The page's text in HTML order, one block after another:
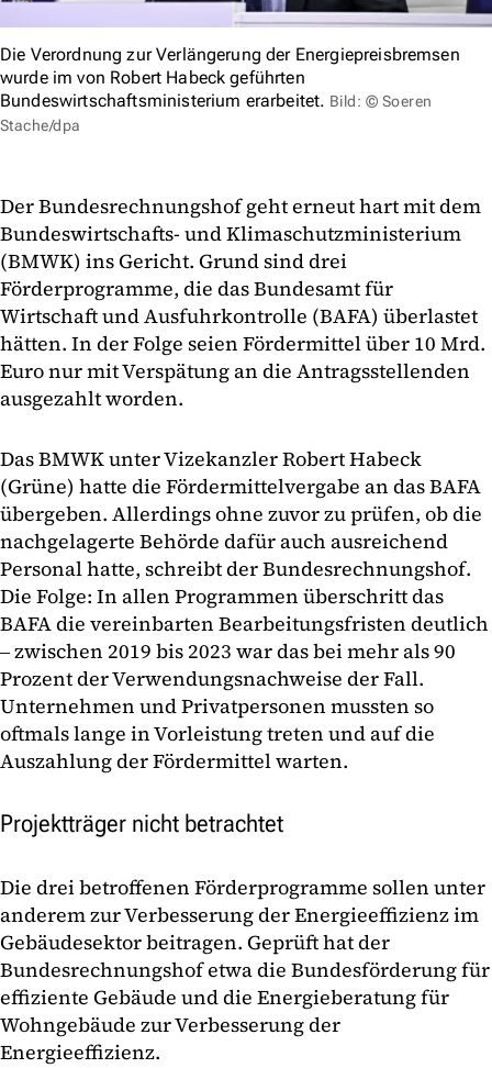
Die Verordnung zur Verlängerung der Energiepreisbremsen
wurde im von Robert Habeck geführten
Bundeswirtschaftsministerium erarbeitet. Bild: © Soeren
Stache/dpa
Der Bundesrechnungshof geht erneut hart mit dem
Bundeswirtschafts- und Klimaschutzministerium
(BMWK) ins Gericht. Grund sind drei
Förderprogramme, die das Bundesamt für
Wirtschaft und Ausfuhrkontrolle (BAFA) überlastet
hätten. In der Folge seien Fördermittel über 10 Mrd.
Euro nur mit Verspätung an die Antragsstellenden
ausgezahlt worden.
Das BMWK unter Vizekanzler Robert Habeck
(Grüne) hatte die Fördermittelvergabe an das BAFA
übergeben. Allerdings ohne zuvor zu prüfen, ob die
nachgelagerte Behörde dafür auch ausreichend
Personal hatte, schreibt der Bundesrechnungshof.
Die Folge: In allen Programmen überschritt das
BAFA die vereinbarten Bearbeitungsfristen deutlich
‒ zwischen 2019 bis 2023 war das bei mehr als 90
Prozent der Verwendungsnachweise der Fall.
Unternehmen und Privatpersonen mussten so
oftmals lange in Vorleistung treten und auf die
Auszahlung der Fördermittel warten.
Projektträger nicht betrachtet
Die drei betroffenen Förderprogramme sollen unter
anderem zur Verbesserung der Energieeffizienz im
Gebäudesektor beitragen. Geprüft hat der
Bundesrechnungshof etwa die Bundesförderung für
effiziente Gebäude und die Energieberatung für
Wohngebäude zur Verbesserung der
Energieeffizienz.